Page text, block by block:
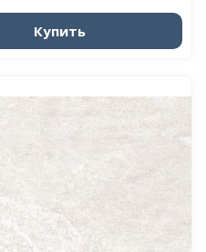
Купить